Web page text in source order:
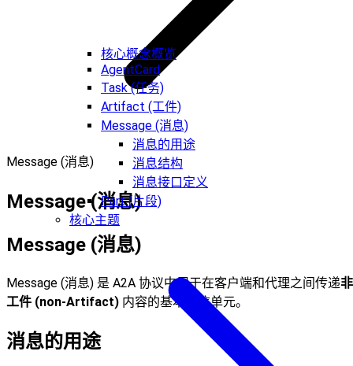
核心概念概览
AgentCard
Task (任务)
Artifact (工件)
Message (消息)
消息的用途
消息结构
消息接口定义
Part (片段)
核心主题
Message (消息)
Message (消息)
Message (消息)
Message (消息) 是 A2A 协议中用于在客户端和代理之间传递非
工件 (non-Artifact) 内容的基本通信单元。
消息的用途